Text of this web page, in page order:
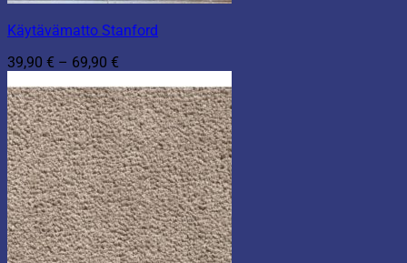
Käytävämatto Stanford
39,90 € – 69,90 €
-
69,90 €